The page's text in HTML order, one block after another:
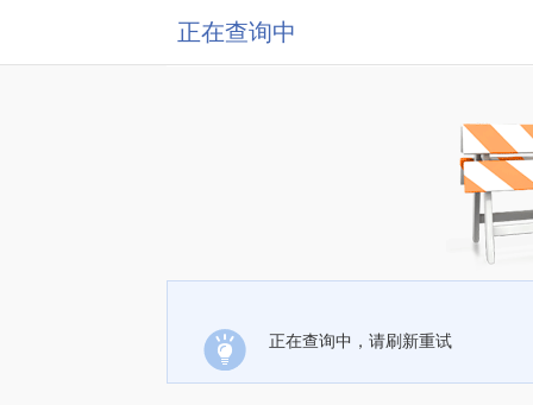
正在查询中
正在查询中，请刷新重试